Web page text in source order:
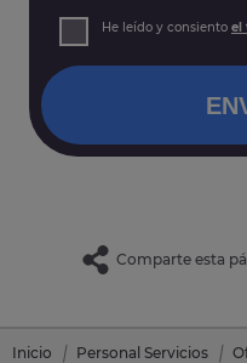
Derechos: Puede
así como otros derechos
He leído y consiento el
Comparte esta
Inicio Personal Servicios